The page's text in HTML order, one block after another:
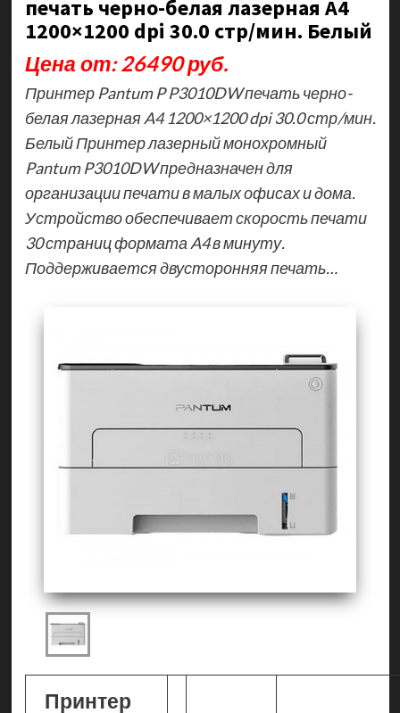
печать черно-белая лазерная A4
1200×1200 dpi 30.0 стр/мин. Белый
Цена от: 26490 руб.
Принтер Pantum P P3010DW печать черно-
белая лазерная A4 1200×1200 dpi 30.0 стр/мин.
Белый Принтер лазерный монохромный
Pantum P3010DW предназначен для
организации печати в малых офисах и дома.
Устройство обеспечивает скорость печати
30 страниц формата A4 в минуту.
Поддерживается двусторонняя печать…
Принтер